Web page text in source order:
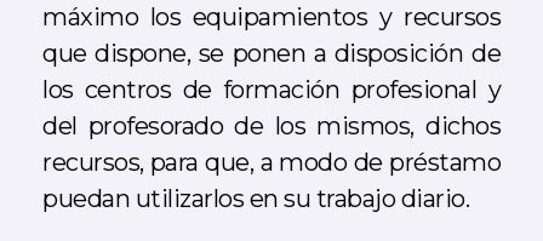
máximo los equipamientos y recursos
que dispone, se ponen a disposición de
los centros de formación profesional y
del profesorado de los mismos, dichos
recursos, para que, a modo de préstamo
puedan utilizarlos en su trabajo diario.